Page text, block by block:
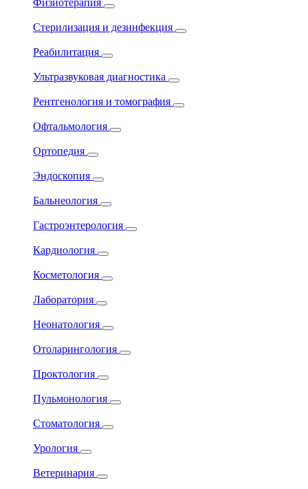
Физиотерапия
Стерилизация и дезинфекция
Реабилитация
Ультразвуковая диагностика
Рентгенология и томография
Офтальмология
Ортопедия
Эндоскопия
Бальнеология
Гастроэнтерология
Кардиология
Косметология
Лаборатория
Неонатология
Отоларингология
Проктология
Пульмонология
Стоматология
Урология
Ветеринария